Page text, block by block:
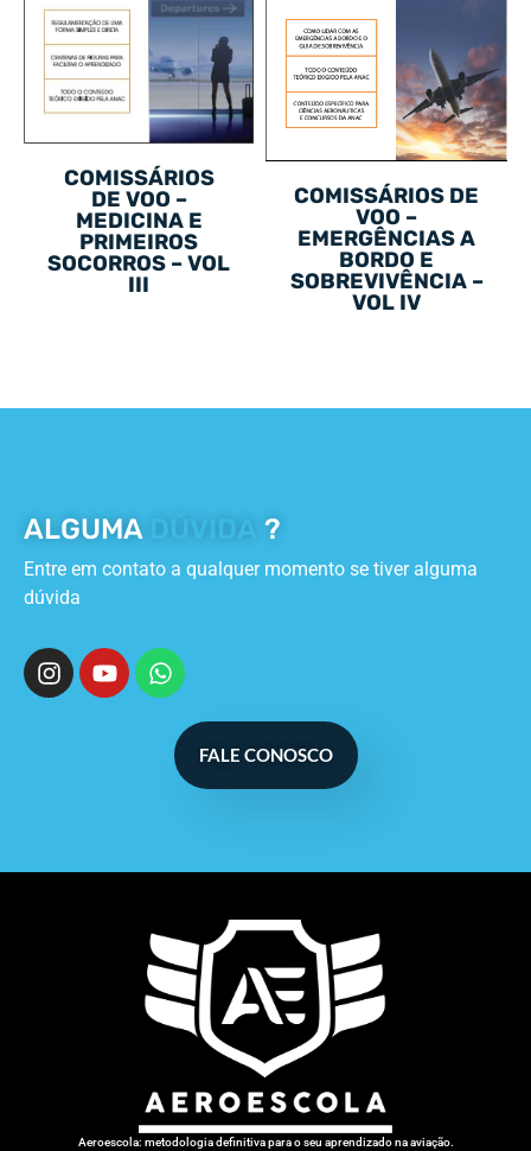
COMISSÁRIOS
DE VOO –
MEDICINA E
PRIMEIROS
SOCORROS – VOL
III
COMISSÁRIOS DE
VOO –
EMERGÊNCIAS A
BORDO E
SOBREVIVÊNCIA –
VOL IV
ALGUMA DÚVIDA ?
Entre em contato a qualquer momento se tiver alguma
dúvida
FALE CONOSCO
Aeroescola: metodologia definitiva para o seu aprendizado na aviação.